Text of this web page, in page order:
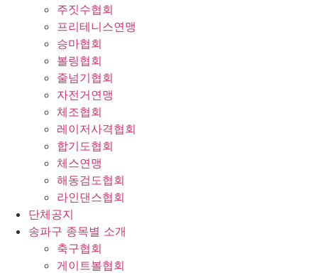
주짓수협회
프리테니스연맹
승마협회
볼링협회
줄넘기협회
자전거연맹
체조협회
레이저사격협회
합기도협회
체스연맹
해동검도협회
라인댄스협회
단체공지
송파구 종목별 소개
축구협회
게이트볼협회